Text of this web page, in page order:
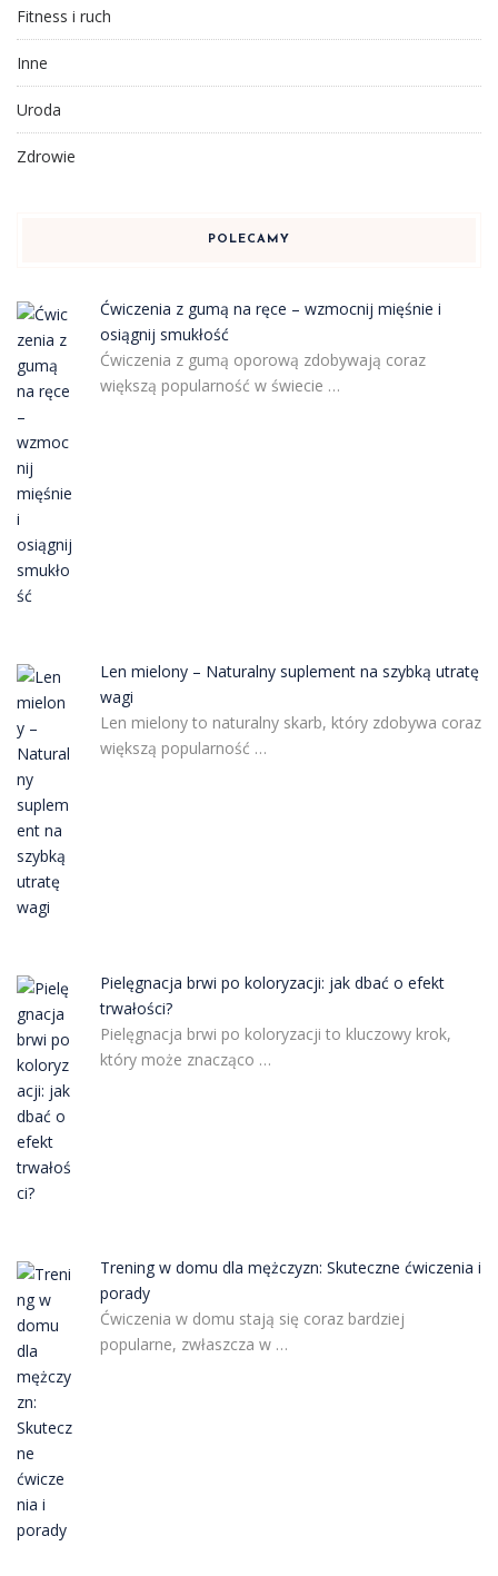
Fitness i ruch
Inne
Uroda
Zdrowie
POLECAMY
Ćwiczenia z gumą na ręce – wzmocnij mięśnie i
osiągnij smukłość
Ćwiczenia z gumą oporową zdobywają coraz
większą popularność w świecie …
Len mielony – Naturalny suplement na szybką utratę
wagi
Len mielony to naturalny skarb, który zdobywa coraz
większą popularność …
Pielęgnacja brwi po koloryzacji: jak dbać o efekt
trwałości?
Pielęgnacja brwi po koloryzacji to kluczowy krok,
który może znacząco …
Trening w domu dla mężczyzn: Skuteczne ćwiczenia i
porady
Ćwiczenia w domu stają się coraz bardziej
popularne, zwłaszcza w …